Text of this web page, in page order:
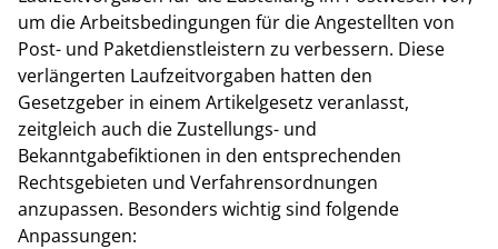
um die Arbeitsbedingungen für die Angestellten von
Post- und Paketdienstleistern zu verbessern. Diese
verlängerten Laufzeitvorgaben hatten den
Gesetzgeber in einem Artikelgesetz veranlasst,
zeitgleich auch die Zustellungs- und
Bekanntgabefiktionen in den entsprechenden
Rechtsgebieten und Verfahrensordnungen
anzupassen. Besonders wichtig sind folgende
Anpassungen: